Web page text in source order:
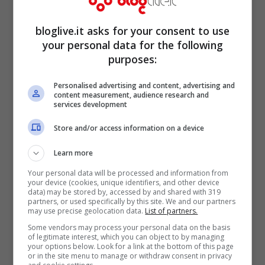
Nella serie si evidenzia in modo divertente
prendere in giro i diversi stili dell’essere
genitori. Un po’ come fanno le mamme
stesse che raccontano le loro disavventure
nel crescere i figli.
Per dovere di cronaca, Eva Longoria,
attrice e modella statunitense di origine
messicana, ha 38 anni, due matrimoni
falliti alle spalle e nessuna pretesa di
diventare a tutti i costi mamma e magari
dover crescere da sola un bebè. È convinta
comunque che, se si trova la persona
giusta, allora è il momento di pensare
bloglive.it asks for your consent to use
your personal data for the following
purposes:
Personalised advertising and content, advertising and
content measurement, audience research and
services development
Store and/or access information on a device
Learn more
Your personal data will be processed and information from
your device (cookies, unique identifiers, and other device
data) may be stored by, accessed by and shared with 319
partners, or used specifically by this site. We and our partners
may use precise geolocation data. List of partners.
Some vendors may process your personal data on the basis
of legitimate interest, which you can object to by managing
your options below. Look for a link at the bottom of this page
or in the site menu to manage or withdraw consent in privacy